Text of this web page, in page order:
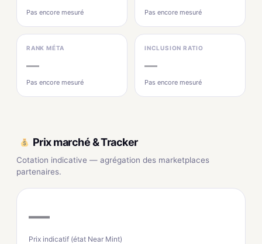
Pas encore mesuré Pas encore mesuré
RANK MÉTA
—
Pas encore mesuré
INCLUSION RATIO
—
Pas encore mesuré
Prix marché & Tracker
Cotation indicative — agrégation des marketplaces
partenaires.
—
Prix indicatif (état Near Mint)